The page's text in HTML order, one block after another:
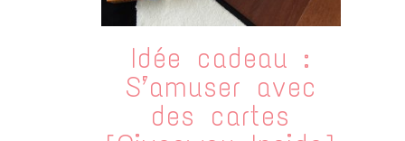
Idée cadeau :
S’amuser avec
des cartes